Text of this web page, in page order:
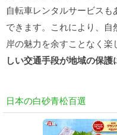
自転車レンタルサービス
できます。これにより、
岸の魅力を余すことなく楽
しい交通手段が地域の保
日本の白砂青松百選